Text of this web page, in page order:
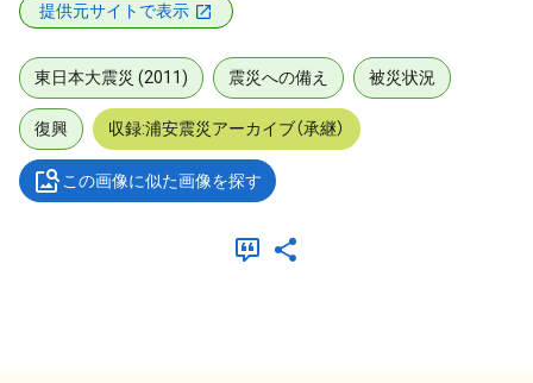
提供元サイトで表示
東日本大震災 (2011) 震災への備え 被災状況
復興 収録:浦安震災アーカイブ（承継）
この画像に似た画像を探す